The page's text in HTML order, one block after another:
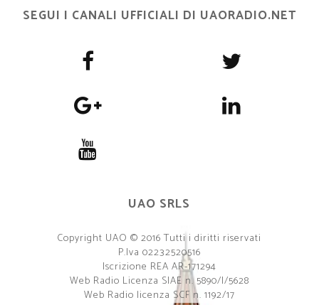
SEGUI I CANALI UFFICIALI DI UAORADIO.NET
UAO SRLS
Copyright UAO © 2016 Tutti i diritti riservati
P.Iva 02232520516
Iscrizione REA AR-171294
Web Radio Licenza SIAE n. 5890/I/5628
Web Radio licenza SCF n. 1192/17